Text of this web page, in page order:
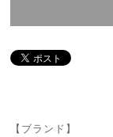
【ブランド】